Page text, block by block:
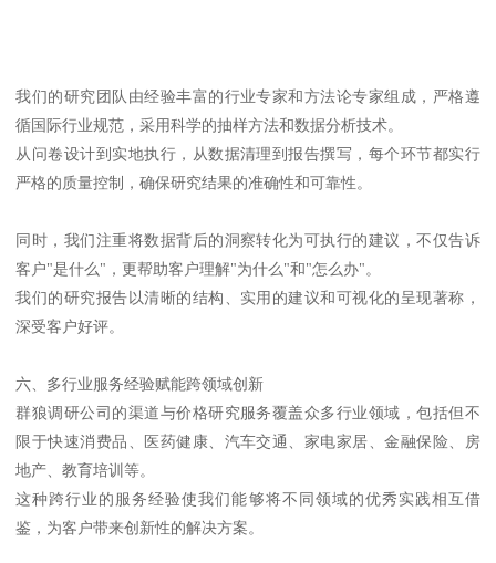
我们的研究团队由经验丰富的行业专家和方法论专家组成，严格遵
循国际行业规范，采用科学的抽样方法和数据分析技术。
从问卷设计到实地执行，从数据清理到报告撰写，每个环节都实行
严格的质量控制，确保研究结果的准确性和可靠性。
同时，我们注重将数据背后的洞察转化为可执行的建议，不仅告诉
客户"是什么"，更帮助客户理解"为什么"和"怎么办"。
我们的研究报告以清晰的结构、实用的建议和可视化的呈现著称，
深受客户好评。
六、多行业服务经验赋能跨领域创新
群狼调研公司的渠道与价格研究服务覆盖众多行业领域，包括但不
限于快速消费品、医药健康、汽车交通、家电家居、金融保险、房
地产、教育培训等。
这种跨行业的服务经验使我们能够将不同领域的优秀实践相互借
鉴，为客户带来创新性的解决方案。